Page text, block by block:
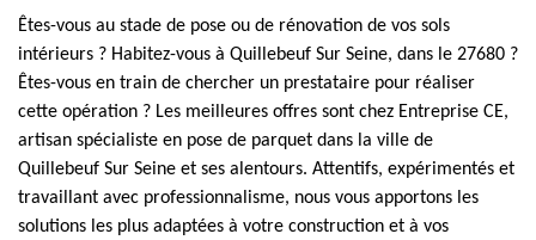
Êtes-vous au stade de pose ou de rénovation de vos sols
intérieurs ? Habitez-vous à Quillebeuf Sur Seine, dans le 27680 ?
Êtes-vous en train de chercher un prestataire pour réaliser
cette opération ? Les meilleures offres sont chez Entreprise CE,
artisan spécialiste en pose de parquet dans la ville de
Quillebeuf Sur Seine et ses alentours. Attentifs, expérimentés et
travaillant avec professionnalisme, nous vous apportons les
solutions les plus adaptées à votre construction et à vos